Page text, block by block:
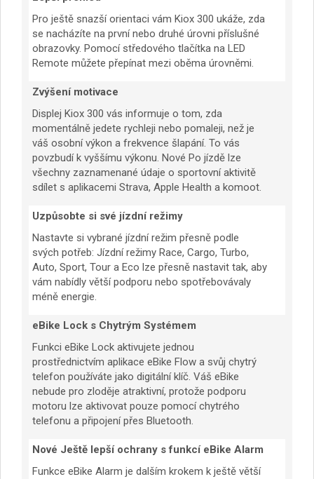
Pro ještě snazší orientaci vám Kiox 300 ukáže, zda
se nacházíte na první nebo druhé úrovni příslušné
obrazovky. Pomocí středového tlačítka na LED
Remote můžete přepínat mezi oběma úrovněmi.
Zvýšení motivace
Displej Kiox 300 vás informuje o tom, zda
momentálně jedete rychleji nebo pomaleji, než je
váš osobní výkon a frekvence šlapání. To vás
povzbudí k vyššímu výkonu. Nové Po jízdě lze
všechny zaznamenané údaje o sportovní aktivitě
sdílet s aplikacemi Strava, Apple Health a komoot.
Uzpůsobte si své jízdní režimy
Nastavte si vybrané jízdní režim přesně podle
svých potřeb: Jízdní režimy Race, Cargo, Turbo,
Auto, Sport, Tour a Eco lze přesně nastavit tak, aby
vám nabídly větší podporu nebo spotřebovávaly
méně energie.
eBike Lock s Chytrým Systémem
Funkci eBike Lock aktivujete jednou
prostřednictvím aplikace eBike Flow a svůj chytrý
telefon používáte jako digitální klíč. Váš eBike
nebude pro zloděje atraktivní, protože podporu
motoru lze aktivovat pouze pomocí chytrého
telefonu a připojení přes Bluetooth.
Nové Ještě lepší ochrany s funkcí eBike Alarm
Funkce eBike Alarm je dalším krokem k ještě větší